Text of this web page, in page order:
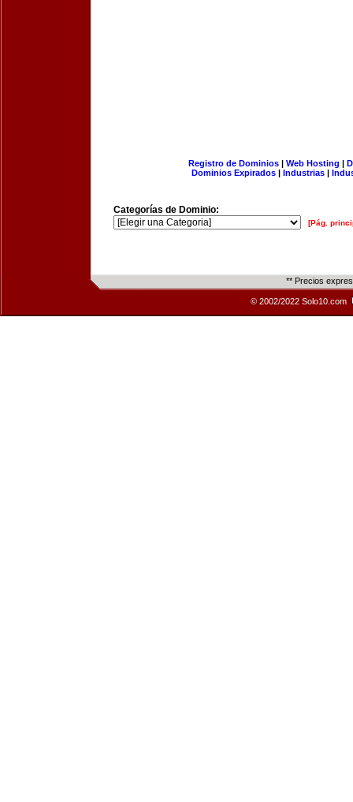
Registro de Dominios| Web Hosting |
Dominios Expirados | Industrias |
Categorías de Dominio:
[Pág.
** Precios
© 2002/2022 Solo10.com